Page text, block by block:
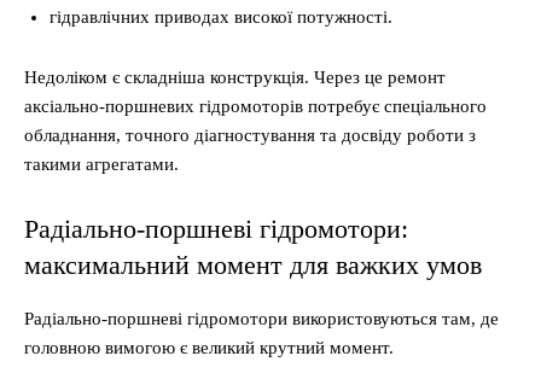
гідравлічних приводах високої потужності.
Недоліком є складніша конструкція. Через це ремонт
аксіально-поршневих гідромоторів потребує спеціального
обладнання, точного діагностування та досвіду роботи з
такими агрегатами.
Радіально-поршневі гідромотори:
максимальний момент для важких умов
Радіально-поршневі гідромотори використовуються там, де
головною вимогою є великий крутний момент.